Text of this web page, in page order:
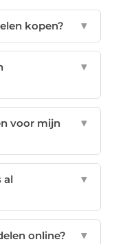
kopen? ▼
▼
voor mijn
▼
al
▼
online? ▼